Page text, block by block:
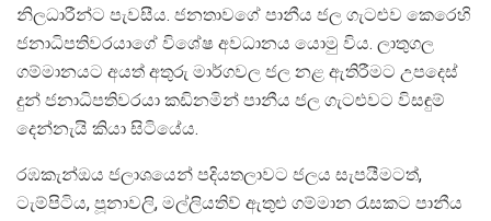
නිලධාරීන්ට පැවසීය. ජනතාවගේ පානීය ජල ගැටළුව කෙරෙහි
ජනාධිපතිවරයාගේ විශේෂ අවධානය යොමු විය. ලාතුගල
ගම්මානයට අයත් අතුරු මාර්ගවල ජල නළ ඇතිරීමට උපදෙස්
දුන් ජනාධිපතිවරයා කඩිනමින් පානීය ජල ගැටළුවට විසඳුම්
දෙන්නැයි කියා සිටියේය.
රඹකැන්ඔය ජලාශයෙන් පදියතලාවට ජලය සැපයීමටත්,
ටැම්පිටිය, පූනාවලි, මල්ලියතිව් ඇතුළු ගම්මාන රැසකට පානීය